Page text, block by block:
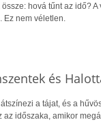
hová tűnt az idő?
Ez nem véletlen.
és
a tájat, és a
az időszaka, amikor